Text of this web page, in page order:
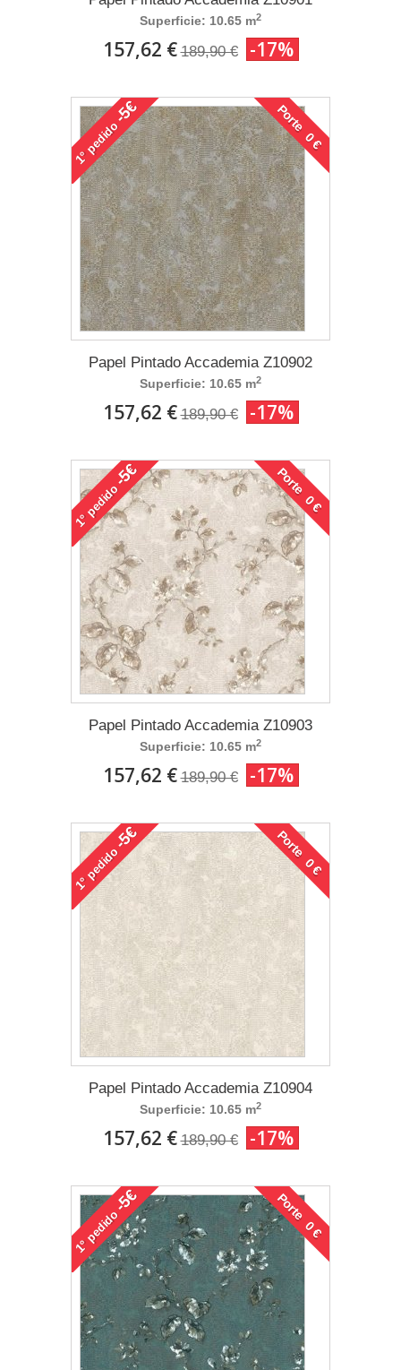
Superficie: 10.65 m2
157,62 € 189,90 € -17%
1°
pedido
-5€ Porte 0 €
Papel Pintado Accademia Z10902
Superficie: 10.65 m2
157,62 € 189,90 € -17%
1°
pedido
-5€ Porte 0 €
Papel Pintado Accademia Z10903
Superficie: 10.65 m2
157,62 € 189,90 € -17%
1°
pedido
-5€ Porte 0 €
Papel Pintado Accademia Z10904
Superficie: 10.65 m2
157,62 € 189,90 € -17%
1°
pedido
-5€ Porte 0 €